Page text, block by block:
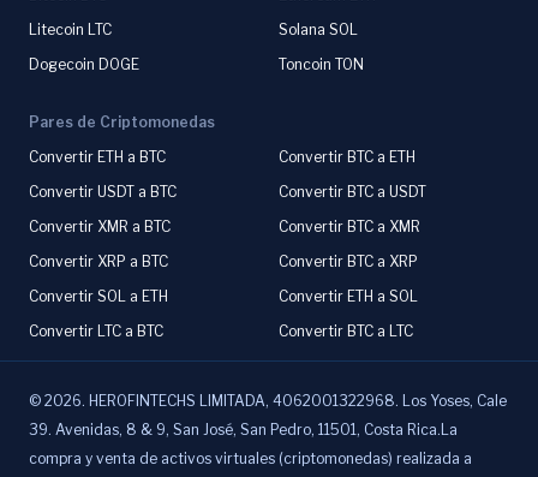
Litecoin LTC
Solana SOL
Dogecoin DOGE
Toncoin TON
Pares de Criptomonedas
Convertir ETH a BTC
Convertir BTC a ETH
Convertir USDT a BTC
Convertir BTC a USDT
Convertir XMR a BTC
Convertir BTC a XMR
Convertir XRP a BTC
Convertir BTC a XRP
Convertir SOL a ETH
Convertir ETH a SOL
Convertir LTC a BTC
Convertir BTC a LTC
© 2026. HEROFINTECHS LIMITADA, 4062001322968. Los Yoses, Cale
39. Avenidas, 8 & 9, San José, San Pedro, 11501, Costa Rica.La
compra y venta de activos virtuales (criptomonedas) realizada a